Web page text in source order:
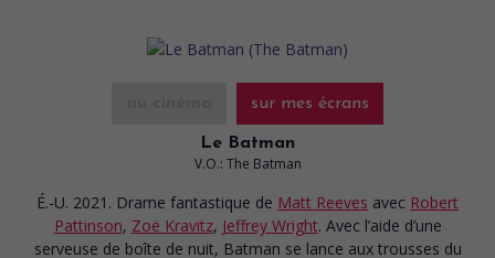
sur mes écrans
Le Batman
V.O.: The Batman
É.-U. 2021. Drame fantastique de Matt Reeves avec Robert
Pattinson, Zoë Kravitz, Jeffrey Wright. Avec l’aide d’une
serveuse de boîte de nuit, Batman se lance aux trousses du